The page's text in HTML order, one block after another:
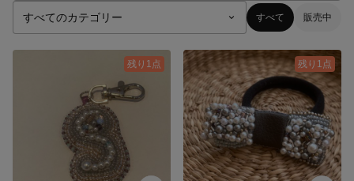
すべて 販売中
残り1点 残り1点